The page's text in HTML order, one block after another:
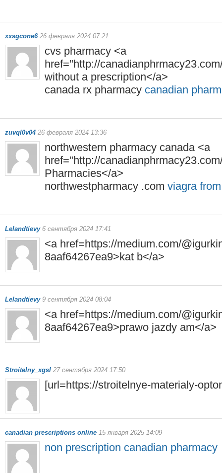
xxsgcone626 февраля 2024 07:21
cvs pharmacy <a
href="http://
without a prescription</a>
canada rx pharmacy canadian
zuvql0v04 26 февраля 2024 13:36
northwestern pharmacy canada <a
href="http://
Pharmacies</a>
northwestpharmacy .com viagra
Lelandtievy6 сентября 2024 17:41
<a href=https://medium.com/
8aaf64267ea9>kat b</a>
Lelandtievy9 сентября 2024 08:04
<a href=https://medium.com/
8aaf64267ea9>prawo jazdy am</a>
Stroitelny_xgsl 27 сентября 2024 17:50
[url=https://stroitelnye-materialy-
canadian prescriptions online 15 января 2025 14:09
non prescription canadian pharmacy